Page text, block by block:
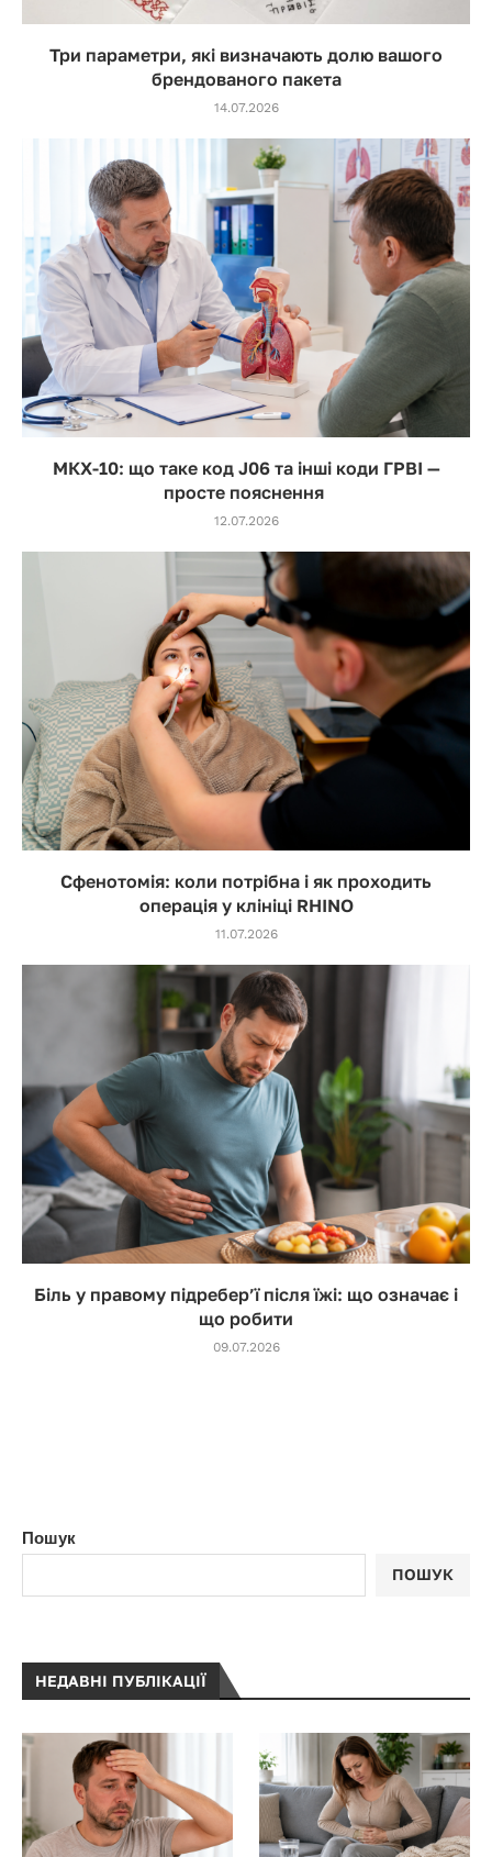
Три параметри, які визначають долю вашого
брендованого пакета
14.07.2026
МКХ-10: що таке код J06 та інші коди ГРВІ —
просте пояснення
12.07.2026
Сфенотомія: коли потрібна і як проходить
операція у клініці RHINO
11.07.2026
Біль у правому підребер’ї після їжі: що означає і
що робити
09.07.2026
Пошук
ПОШУК
НЕДАВНІ ПУБЛІКАЦІЇ